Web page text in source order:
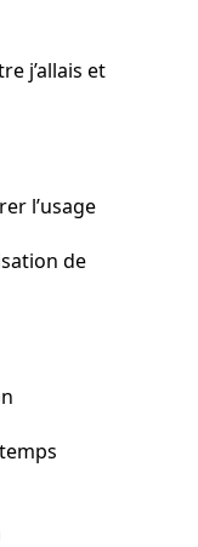
j’allais et
l’usage
de